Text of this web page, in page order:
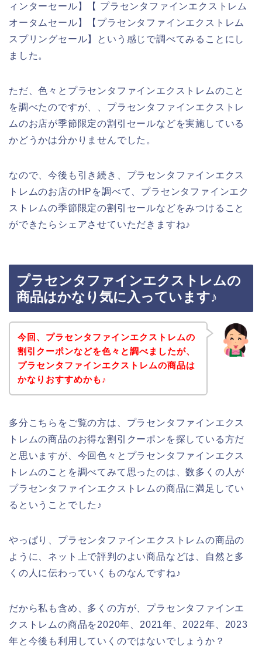
ィンターセール】【 プラセンタファインエクストレム
オータムセール】【プラセンタファインエクストレム
スプリングセール】という感じで調べてみることにし
ました。
ただ、色々とプラセンタファインエクストレムのこと
を調べたのですが、、プラセンタファインエクストレ
ムのお店が季節限定の割引セールなどを実施している
かどうかは分かりませんでした。
なので、今後も引き続き、プラセンタファインエクス
トレムのお店のHPを調べて、プラセンタファインエク
ストレムの季節限定の割引セールなどをみつけること
ができたらシェアさせていただきますね♪
プラセンタファインエクストレムの
商品はかなり気に入っています♪
今回、プラセンタファインエクストレムの
割引クーポンなどを色々と調べましたが、
プラセンタファインエクストレムの商品は
かなりおすすめかも♪
多分こちらをご覧の方は、プラセンタファインエクス
トレムの商品のお得な割引クーポンを探している方だ
と思いますが、今回色々とプラセンタファインエクス
トレムのことを調べてみて思ったのは、数多くの人が
プラセンタファインエクストレムの商品に満足してい
るということでした♪
やっぱり、プラセンタファインエクストレムの商品の
ように、ネット上で評判のよい商品などは、自然と多
くの人に伝わっていくものなんですね♪
だから私も含め、多くの方が、プラセンタファインエ
クストレムの商品を2020年、2021年、2022年、2023
年と今後も利用していくのではないでしょうか？